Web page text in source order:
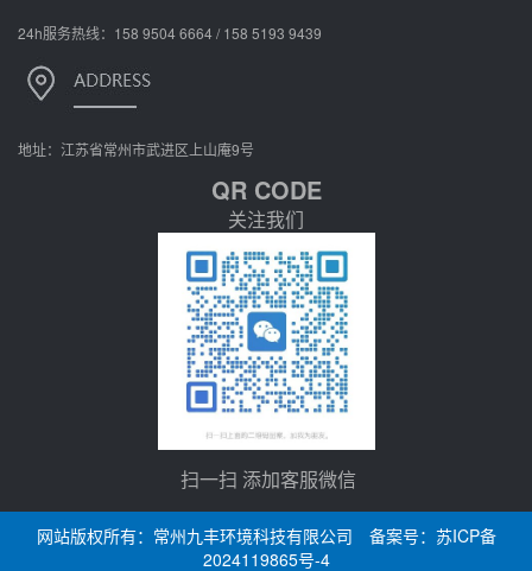
24h服务热线：158 9504 6664 / 158 5193 9439
地址：江苏省常州市武进区上山庵9号
QR CODE
关注我们
扫一扫 添加客服微信
网站版权所有：常州九丰环境科技有限公司 备案号： 苏ICP备
2024119865号-4